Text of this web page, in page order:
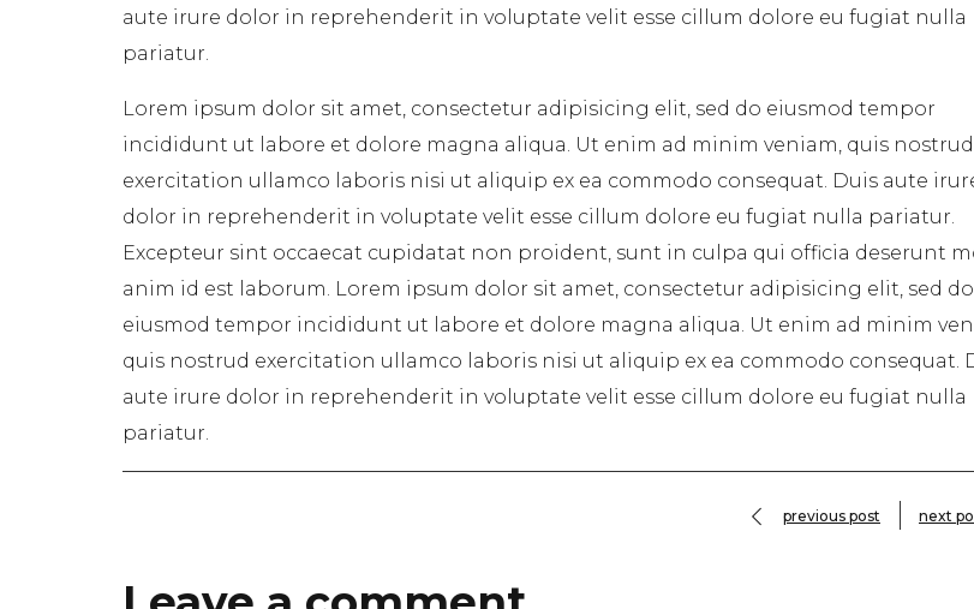
aute irure dolor in reprehenderit in voluptate velit esse cillum dolore eu fugiat nulla
pariatur.
Lorem ipsum dolor sit amet, consectetur adipisicing elit, sed do eiusmod tempor
incididunt ut labore et dolore magna aliqua. Ut enim ad minim veniam, quis nostrud
exercitation ullamco laboris nisi ut aliquip ex ea commodo consequat. Duis aute
dolor in reprehenderit in voluptate velit esse cillum dolore eu fugiat nulla pariatur.
Excepteur sint occaecat cupidatat non proident, sunt in culpa qui officia deserunt
anim id est laborum. Lorem ipsum dolor sit amet, consectetur adipisicing elit, sed do
eiusmod tempor incididunt ut labore et dolore magna aliqua. Ut enim ad minim
quis nostrud exercitation ullamco laboris nisi ut aliquip ex ea commodo consequat.
aute irure dolor in reprehenderit in voluptate velit esse cillum dolore eu fugiat nulla
pariatur.
previous post next